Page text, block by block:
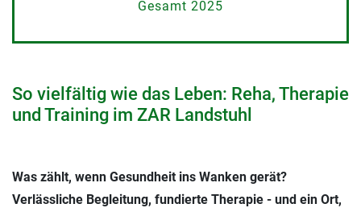
Gesamt 2025
So vielfältig wie das Leben: Reha, Therapie
und Training im ZAR Landstuhl
Was zählt, wenn Gesundheit ins Wanken gerät?
Verlässliche Begleitung, fundierte Therapie - und ein Ort,